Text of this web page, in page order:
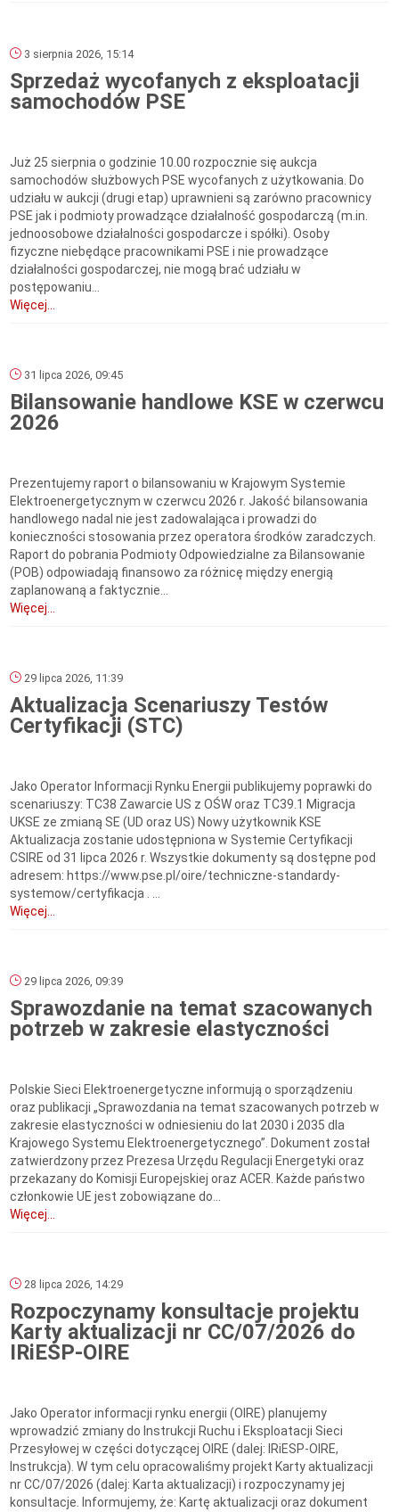
3 sierpnia 2026, 15:14
Sprzedaż wycofanych z eksploatacji
samochodów PSE
Już 25 sierpnia o godzinie 10.00 rozpocznie się aukcja
samochodów służbowych PSE wycofanych z użytkowania. Do
udziału w aukcji (drugi etap) uprawnieni są zarówno pracownicy
PSE jak i podmioty prowadzące działalność gospodarczą (m.in.
jednoosobowe działalności gospodarcze i spółki). Osoby
fizyczne niebędące pracownikami PSE i nie prowadzące
działalności gospodarczej, nie mogą brać udziału w
postępowaniu...
Więcej...
31 lipca 2026, 09:45
Bilansowanie handlowe KSE w czerwcu
2026
Prezentujemy raport o bilansowaniu w Krajowym Systemie
Elektroenergetycznym w czerwcu 2026 r. Jakość bilansowania
handlowego nadal nie jest zadowalająca i prowadzi do
konieczności stosowania przez operatora środków zaradczych.
Raport do pobrania Podmioty Odpowiedzialne za Bilansowanie
(POB) odpowiadają finansowo za różnicę między energią
zaplanowaną a faktycznie...
Więcej...
29 lipca 2026, 11:39
Aktualizacja Scenariuszy Testów
Certyfikacji (STC)
Jako Operator Informacji Rynku Energii publikujemy poprawki do
scenariuszy: TC38 Zawarcie US z OŚW oraz TC39.1 Migracja
UKSE ze zmianą SE (UD oraz US) Nowy użytkownik KSE
Aktualizacja zostanie udostępniona w Systemie Certyfikacji
CSIRE od 31 lipca 2026 r. Wszystkie dokumenty są dostępne pod
adresem: https://www.pse.pl/oire/techniczne-standardy-
systemow/certyfikacja . ...
Więcej...
29 lipca 2026, 09:39
Sprawozdanie na temat szacowanych
potrzeb w zakresie elastyczności
Polskie Sieci Elektroenergetyczne informują o sporządzeniu
oraz publikacji „Sprawozdania na temat szacowanych potrzeb w
zakresie elastyczności w odniesieniu do lat 2030 i 2035 dla
Krajowego Systemu Elektroenergetycznego”. Dokument został
zatwierdzony przez Prezesa Urzędu Regulacji Energetyki oraz
przekazany do Komisji Europejskiej oraz ACER. Każde państwo
członkowie UE jest zobowiązane do...
Więcej...
28 lipca 2026, 14:29
Rozpoczynamy konsultacje projektu
Karty aktualizacji nr CC/07/2026 do
IRiESP-OIRE
Jako Operator informacji rynku energii (OIRE) planujemy
wprowadzić zmiany do Instrukcji Ruchu i Eksploatacji Sieci
Przesyłowej w części dotyczącej OIRE (dalej: IRiESP-OIRE,
Instrukcja). W tym celu opracowaliśmy projekt Karty aktualizacji
nr CC/07/2026 (dalej: Karta aktualizacji) i rozpoczynamy jej
konsultacje. Informujemy, że: Kartę aktualizacji oraz dokument